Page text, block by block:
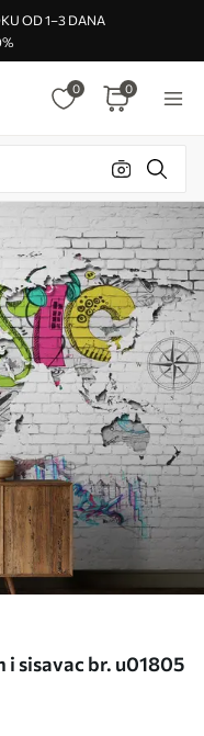
OD 1–3 DANA
0 0
i sisavac br. u01805